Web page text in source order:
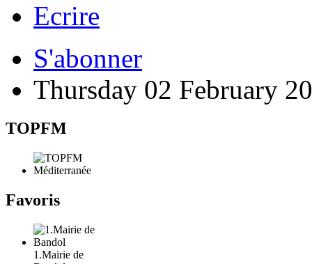
Ecrire
S'abonner
Thursday 02 February
TOPFM
Favoris
1.Mairie de